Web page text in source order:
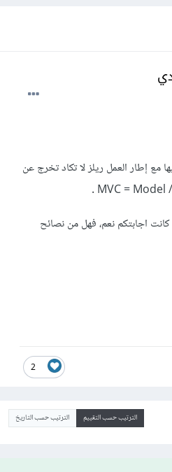
مع إطار العمل ريلز لا تكاد تخرج عن
اجابتكم نعم، فهل من نصائح
2
الترتيب حسب التقييم الترتيب حسب التاريخ